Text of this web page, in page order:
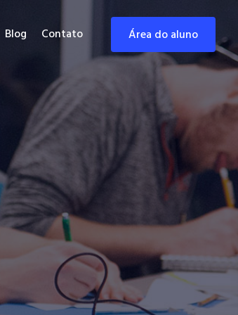
Blog Contato área do aluno